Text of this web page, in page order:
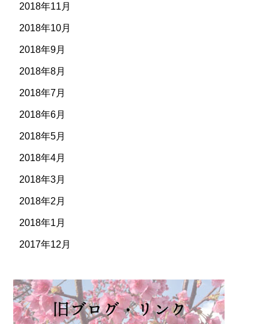
2018年11月
2018年10月
2018年9月
2018年8月
2018年7月
2018年6月
2018年5月
2018年4月
2018年3月
2018年2月
2018年1月
2017年12月